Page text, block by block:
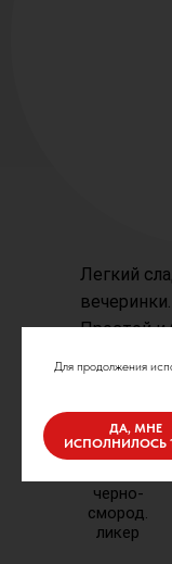
Для продолжения
ДА, МНЕ
ИСПОЛНИЛОСЬ
черно-
смород.
ликер
Легкий
вечеринки.
Простой и